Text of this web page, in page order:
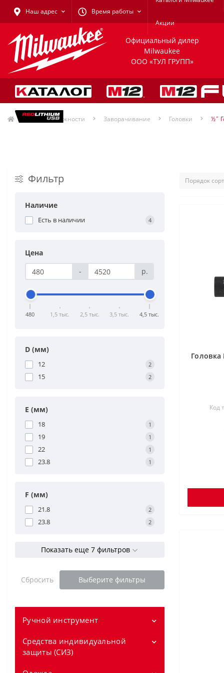
Наш адрес Время работы
Акции
Официальный дилер
Milwaukee
ООО «ТУЛ ГРУПП»
Принадлежности Заворачивание Головки ½˝
Фильтр
Наличие
Есть в наличии 4
Цена
-
р.
480 1,5 тыс. 2,5 тыс. 3,5 тыс. 4,5 тыс.
D (мм)
12 2
15 2
E (мм)
18 1
19 1
22 1
23.8 1
F (мм)
21.8 2
23.8 2
Показать еще 7 фильтров
Сбросить Выберите фильтры
Ручной инструмент
Измерение
Средства индивидуальной
защиты (СИЗ)
Головка
Код